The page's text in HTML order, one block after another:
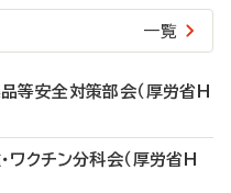
一覧
等安全対策部会（厚労省H
クチン分科会（厚労省H